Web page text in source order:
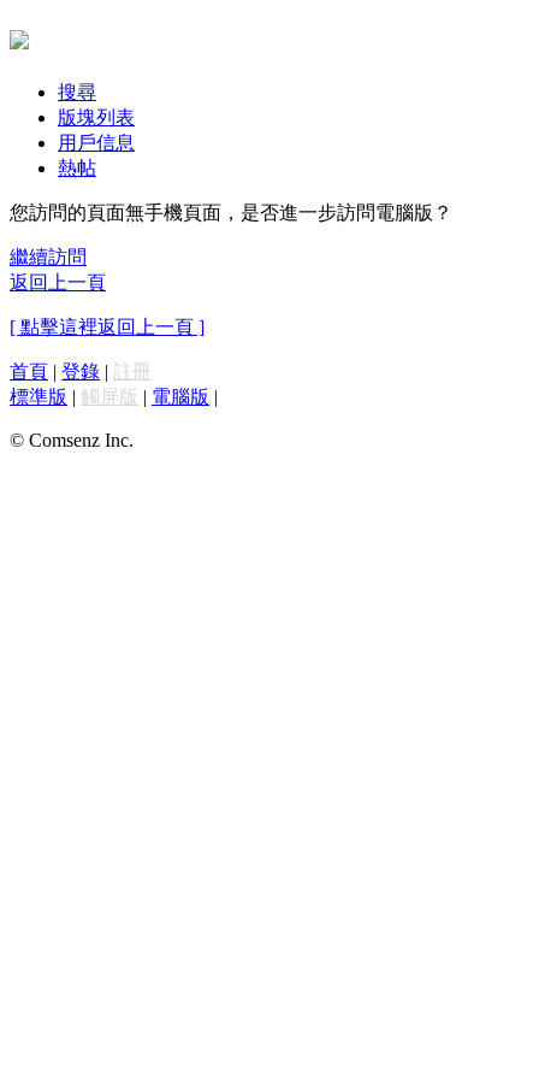
搜尋
版塊列表
用戶信息
熱帖
您訪問的頁面無手機頁面，是否進一步訪問電腦版？
繼續訪問
返回上一頁
[ 點擊這裡返回上一頁 ]
首頁 | 登錄 | 註冊
標準版 | 觸屏版 | 電腦版 |
© Comsenz Inc.